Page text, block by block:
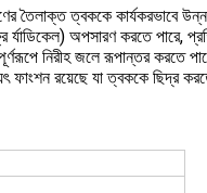
তৈলাক্ত ত্বককে কার্যকরভাবে
অপসারণ করতে পারে,
নিরীহ জলে রূপান্তর করতে
ফাংশন রয়েছে যা ত্বককে ছিদ্র